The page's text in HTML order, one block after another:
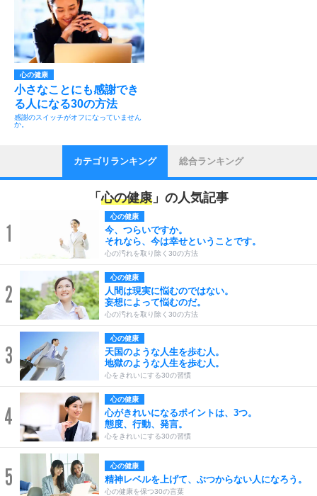
心の健康
小さなことにも感謝でき
る人になる30の方法
感謝のスイッチがオフになっていません
か。
カテゴリランキング 総合ランキング
「心の健康 」の人気記事
1
心の健康
今、つらいですか。
それなら、今は幸せということです。
心の汚れを取り除く30の方法
2
心の健康
人間は現実に悩むのではない。
妄想によって悩むのだ。
心の汚れを取り除く30の方法
3
心の健康
天国のような人生を歩む人。
地獄のような人生を歩む人。
心をきれいにする30の習慣
4
心の健康
心がきれいになるポイントは、3つ。
態度、行動、発言。
心をきれいにする30の習慣
5 心の健康
精神レベルを上げて、ぶつからない人になろう。
心の健康を保つ30の言葉